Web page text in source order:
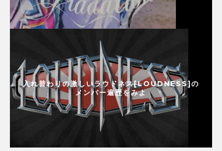
入れ替わりの激しいラウドネス[LOUDNESS]の
メンバー遍歴をみよ